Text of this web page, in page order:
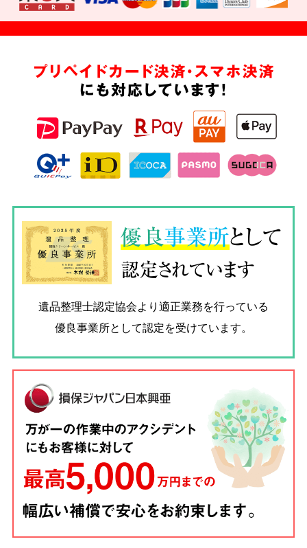
プリペイドカード決済・スマホ決済
にも対応しています!
優良事業所として
認定されています
遺品整理士認定協会より適正業務を行っている
優良事業所として認定を受けています。